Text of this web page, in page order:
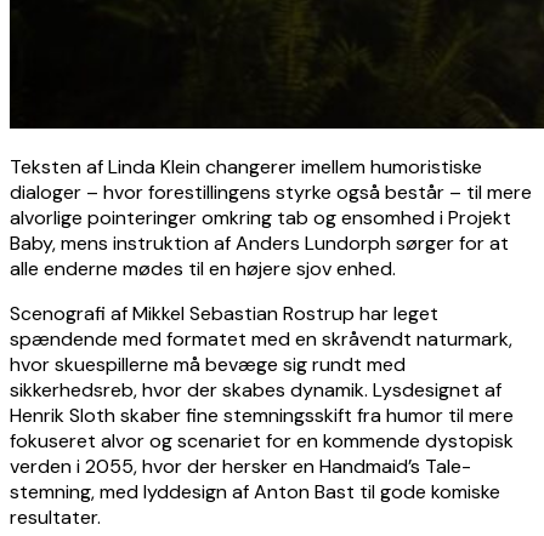
Teksten af Linda Klein changerer imellem humoristiske
dialoger – hvor forestillingens styrke også består – til mere
alvorlige pointeringer omkring tab og ensomhed i Projekt
Baby, mens instruktion af Anders Lundorph sørger for at
alle enderne mødes til en højere sjov enhed.
Scenografi af Mikkel Sebastian Rostrup har leget
spændende med formatet med en skråvendt naturmark,
hvor skuespillerne må bevæge sig rundt med
sikkerhedsreb, hvor der skabes dynamik. Lysdesignet af
Henrik Sloth skaber fine stemningsskift fra humor til mere
fokuseret alvor og scenariet for en kommende dystopisk
verden i 2055, hvor der hersker en Handmaid’s Tale-
stemning, med lyddesign af Anton Bast til gode komiske
resultater.